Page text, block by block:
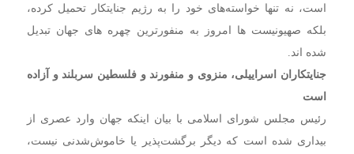
است، نه تنها خواسته‌های خود را به رژیم جنایتکار تحمیل کرده،
بلکه صهیونیست ها امروز به منفورترین چهره های جهان تبدیل
شده اند.
جنایتکاران اسراییلی، منزوی و منفورند و فلسطین سربلند و آزاده
است
رئیس مجلس شورای اسلامی با بیان اینکه جهان وارد عصری از
بیداری شده است که دیگر برگشت‌پذیر یا خاموش‌شدنی نیست،